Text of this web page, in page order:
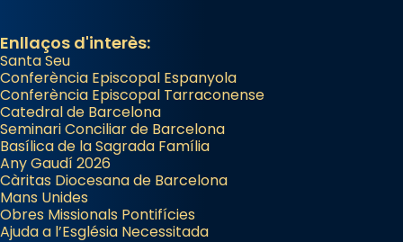
Enllaços d'interès:
Santa Seu
Conferència Episcopal Espanyola
Conferència Episcopal Tarraconense
Catedral de Barcelona
Seminari Conciliar de Barcelona
Basílica de la Sagrada Família
Any Gaudí 2026
Càritas Diocesana de Barcelona
Mans Unides
Obres Missionals Pontifícies
Ajuda a l’Església Necessitada